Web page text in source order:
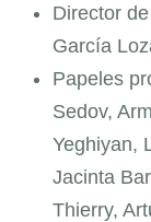
Director
García
Papeles
Sedov,
Yeghiyan,
Jacinta
Thierry,